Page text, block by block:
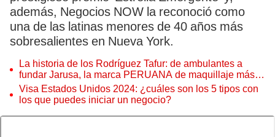
además, Negocios NOW la reconoció como
una de las latinas menores de 40 años más
sobresalientes en Nueva York.
La historia de los Rodríguez Tafur: de ambulantes a
fundar Jarusa, la marca PERUANA de maquillaje más
popular del país
Visa Estados Unidos 2024: ¿cuáles son los 5 tipos con
los que puedes iniciar un negocio?